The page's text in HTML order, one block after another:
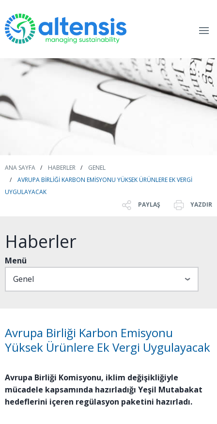
ANA SAYFA HABERLER
GENEL
AVRUPA BIRLIĞI KARBON EMISYONU YÜKSEK ÜRÜNLERE EK VERGI
UYGULAYACAK
PAYLAŞ
YAZDIR
Haberler
Menü
Avrupa Birliği Karbon Emisyonu
Yüksek Ürünlere Ek Vergi Uygulayacak
Avrupa Birliği Komisyonu, iklim değişikliğiyle
mücadele kapsamında hazırladığı Yeşil Mutabakat
hedeflerini içeren regülasyon paketini hazırladı.